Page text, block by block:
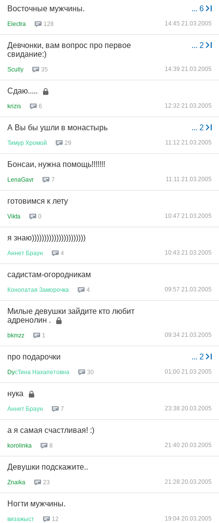
... 6
Восточные мужчины.
Electra 128 14:45 21.03.2005
... 2
Девчонки, вам вопрос про первое
свидание:)
Scully 35 14:39 21.03.2005
Сдаю.....
krizis 6 12:32 21.03.2005
... 2
А Вы бы ушли в монастырь
Тимур Хромой 29 11:12 21.03.2005
Бонсаи, нужна помощь!!!!!!!
LenaGavr 7 11:11 21.03.2005
готовимся к лету
Vikta 0 10:47 21.03.2005
я знаю))))))))))))))))))))))
Аннет Браун 4 10:43 21.03.2005
садистам-огородникам
Конопатая Заморочка 4 09:57 21.03.2005
Милые девушки зайдите кто любит
адренолин .
bkmzz 1 09:34 21.03.2005
... 2
про подарочки
DyсТина Нахапетовна 30 01:00 21.03.2005
нука
Аннет Браун 7 23:38 20.03.2005
а я самая счастливая! :)
korolinka 8 21:40 20.03.2005
Девушки подскажите..
Znaika 23 21:28 20.03.2005
Ногти мужчины.
визажыст 12 19:04 20.03.2005